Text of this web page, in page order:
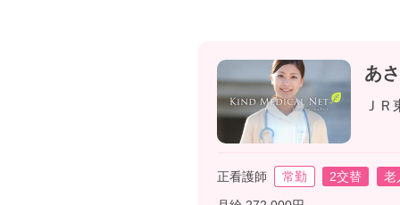
あ
Ｊ
正看護師 常勤 2交替
老